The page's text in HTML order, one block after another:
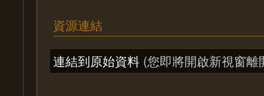
資源連結
連結到原始資料 (您即將開啟新視窗離